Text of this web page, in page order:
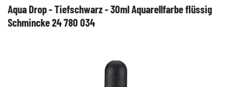
Aqua Drop - Tiefschwarz - 30ml Aquarellfarbe flüssig
Schmincke 24 780 034